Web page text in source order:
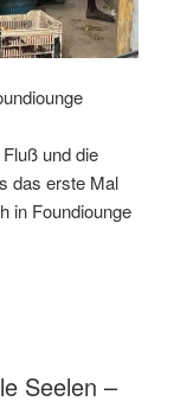
und die
das erste Mal
in Foundiounge
Seelen –